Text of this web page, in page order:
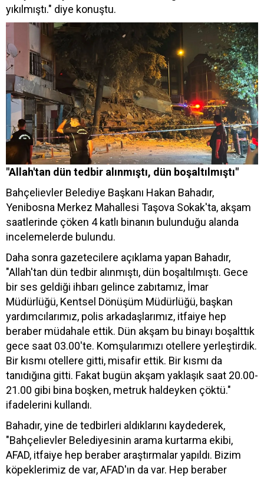
yıkılmıştı." diye konuştu.
"Allah'tan dün tedbir alınmıştı, dün boşaltılmıştı"
Bahçelievler Belediye Başkanı Hakan Bahadır,
Yenibosna Merkez Mahallesi Taşova Sokak'ta, akşam
saatlerinde çöken 4 katlı binanın bulunduğu alanda
incelemelerde bulundu.
Daha sonra gazetecilere açıklama yapan Bahadır,
"Allah'tan dün tedbir alınmıştı, dün boşaltılmıştı. Gece
bir ses geldiği ihbarı gelince zabıtamız, İmar
Müdürlüğü, Kentsel Dönüşüm Müdürlüğü, başkan
yardımcılarımız, polis arkadaşlarımız, itfaiye hep
beraber müdahale ettik. Dün akşam bu binayı boşalttık
gece saat 03.00'te. Komşularımızı otellere yerleştirdik.
Bir kısmı otellere gitti, misafir ettik. Bir kısmı da
tanıdığına gitti. Fakat bugün akşam yaklaşık saat 20.00-
21.00 gibi bina boşken, metruk haldeyken çöktü."
ifadelerini kullandı.
Bahadır, yine de tedbirleri aldıklarını kaydederek,
"Bahçelievler Belediyesinin arama kurtarma ekibi,
AFAD, itfaiye hep beraber araştırmalar yapıldı. Bizim
köpeklerimiz de var, AFAD'ın da var. Hep beraber